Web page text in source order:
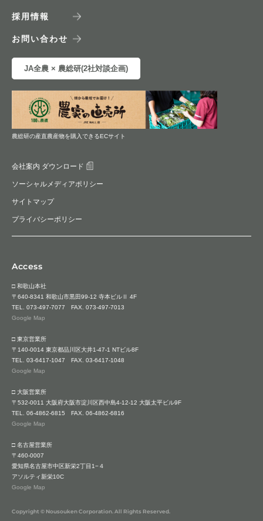
採用情報
お問い合わせ
JA全農 × 農総研(2社対談企画)
農総研の産直農産物を購入できるECサイト
会社案内 ダウンロード
ソーシャルメディアポリシー
サイトマップ
プライバシーポリシー
Access
□ 和歌山本社
〒640-8341 和歌山市黒田99-12 寺本ビルⅡ 4F
TEL. 073-497-7077 FAX. 073-497-7013
Google Map
□ 東京営業所
〒140-0014 東京都品川区大井1-47-1 NTビル8F
TEL. 03-6417-1047 FAX. 03-6417-1048
Google Map
□ 大阪営業所
〒532-0011 大阪府大阪市淀川区西中島4-12-12 大阪太平ビル9F
TEL. 06-4862-6815 FAX. 06-4862-6816
Google Map
□ 名古屋営業所
〒460-0007
愛知県名古屋市中区新栄2丁目1−４
アソルティ新栄10C
Google Map
Copyright © Nousouken Corporation. All Rights Reserved.